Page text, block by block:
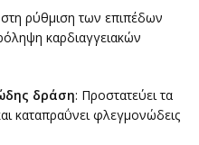
ρύθμιση των επιπέδων
καρδιαγγειακών
δράση: Προστατεύει τα
καταπραΰνει φλεγμονώδεις